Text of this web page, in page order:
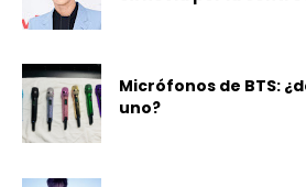
Micrófonos de BTS:
uno?